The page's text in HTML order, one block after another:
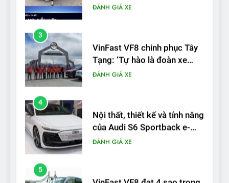
điện Việt Nam đầu tiên lăn
ĐÁNH GIÁ XE
4
Nội thất, thiết kế và tính năng
của Audi S6 Sportback e-
tron
ĐÁNH GIÁ XE
5
VinFast VF8 đạt 4 sao trong
thử nghiệm an toàn NHTSA
tại Mỹ
ĐÁNH GIÁ XE
6